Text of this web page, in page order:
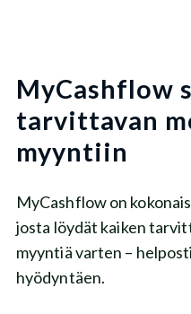
MyCashflow
tarvittavan
myyntiin
MyCashflow on
josta löydät kaiken
myyntiä varten –
hyödyntäen.